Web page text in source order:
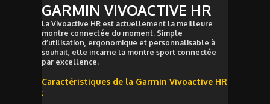
GARMIN VIVOACTIVE HR
La Vivoactive HR est actuellement la meilleure
montre connectée du moment. Simple
d’utilisation, ergonomique et personnalisable à
souhait, elle incarne la montre sport connectée
par excellence.
Caractéristiques de la Garmin Vivoactive HR
: